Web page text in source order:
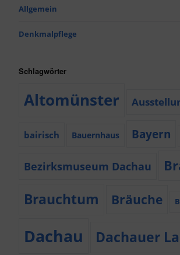
Allgemein
Denkmalpflege
Schlagwörter
Altomünster
bairisch Bauernhaus Bayern
Bezirksmuseum Dachau
Brauchtum Bräuche
Dachau Dachauer